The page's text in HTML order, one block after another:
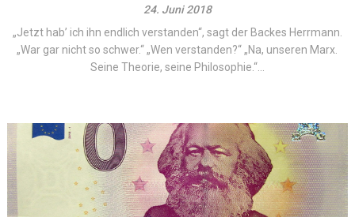
24. Juni 2018
„Jetzt hab’ ich ihn endlich verstanden“, sagt der Backes Herrmann.
„War gar nicht so schwer.“ „Wen verstanden?“ „Na, unseren Marx.
Seine Theorie, seine Philosophie.“...